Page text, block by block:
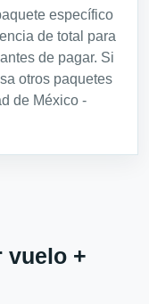
específico
de total para
de pagar. Si
otros paquetes
de México -
vuelo +